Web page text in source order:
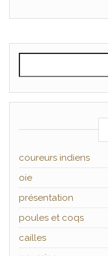
coureurs indiens
oie
présentation
poules et coqs
cailles